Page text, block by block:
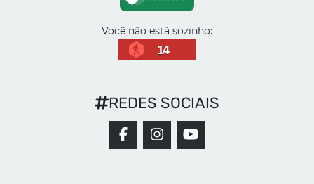
Você não está sozinho:
14
REDES SOCIAIS